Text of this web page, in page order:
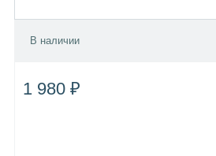
В наличии
1 980 ₽